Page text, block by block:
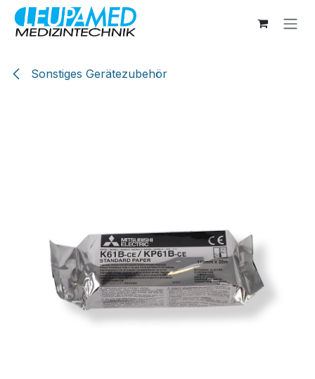
Zum Inhalt springen
Sonstiges Gerätezubehör